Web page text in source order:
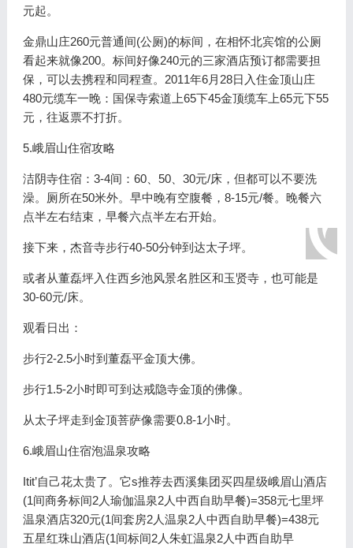
元起。
金鼎山庄260元普通间(公厕)的标间，在相怀北宾馆的公厕
看起来就像200。标间好像240元的三家酒店预订都需要担
保，可以去携程和同程查。2011年6月28日入住金顶山庄
480元缆车一晚：国保寺索道上65下45金顶缆车上65元下55
元，往返票不打折。
5.峨眉山住宿攻略
洁阴寺住宿：3-4间：60、50、30元/床，但都可以不要洗
澡。厕所在50米外。早中晚有空腹餐，8-15元/餐。晚餐六
点半左右结束，早餐六点半左右开始。
接下来，杰音寺步行40-50分钟到达太子坪。
或者从董磊坪入住西乡池风景名胜区和玉贤寺，也可能是
30-60元/床。
观看日出：
步行2-2.5小时到董磊平金顶大佛。
步行1.5-2小时即可到达戒隐寺金顶的佛像。
从太子坪走到金顶菩萨像需要0.8-1小时。
6.峨眉山住宿泡温泉攻略
Itit’自己花太贵了。它s推荐去西溪集团买四星级峨眉山酒店
(1间商务标间2人瑜伽温泉2人中西自助早餐)=358元七里坪
温泉酒店320元(1间套房2人温泉2人中西自助早餐)=438元
五星红珠山酒店(1间标间2人朱虹温泉2人中西自助早